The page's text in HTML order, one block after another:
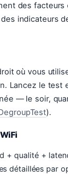
des
indicateurs
où vous
Lancez le test
— le soir,
).
+ qualité +
détaillées par